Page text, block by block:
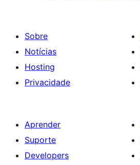
Sobre
Notícias
Hosting
Privacidade
Aprender
Suporte
Developers